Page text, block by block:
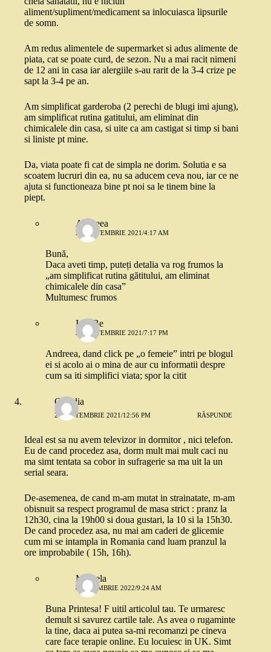
aliment/supliment/medicament sa inlocuiasca lipsurile
de somn.
Am redus alimentele de supermarket si adus alimente de
piata, cat se poate curd, de sezon. Nu a mai racit nimeni
de 12 ani in casa iar alergiile s-au rarit de la 3-4 crize pe
sapt la 3-4 pe an.
Am simplificat garderoba (2 perechi de blugi imi ajung),
am simplificat rutina gatitului, am eliminat din
chimicalele din casa, si uite ca am castigat si timp si bani
si liniste pt mine.
Da, viata poate fi cat de simpla ne dorim. Solutia e sa
scoatem lucruri din ea, nu sa aducem ceva nou, iar ce ne
ajuta si functioneaza bine pt noi sa le tinem bine la
piept.
Andreea
25 SEPTEMBRIE 2021/4:17 AM
Bună,
Daca aveti timp, puteți detalia va rog frumos la
„am simplificat rutina gătitului, am eliminat
chimicalele din casa”
Multumesc frumos
IuliaBe
25 SEPTEMBRIE 2021/7:17 PM
Andreea, dand click pe „o femeie” intri pe blogul
ei si acolo ai o mina de aur cu informatii despre
cum sa iti simplifici viata; spor la citit
Claudia
23 SEPTEMBRIE 2021/12:56 PM RĂSPUNDE
Ideal est sa nu avem televizor in dormitor , nici telefon.
Eu de cand procedez asa, dorm mult mai mult caci nu
ma simt tentata sa cobor in sufragerie sa ma uit la un
serial seara.
De-asemenea, de cand m-am mutat in strainatate, m-am
obisnuit sa respect programul de masa strict : pranz la
12h30, cina la 19h00 si doua gustari, la 10 si la 15h30.
De cand procedez asa, nu mai am caderi de glicemie
cum mi se intampla in Romania cand luam pranzul la
ore improbabile ( 15h, 16h).
Mihaela
8 NOIEMBRIE 2022/9:24 AM
Buna Printesa! F uitil articolul tau. Te urmaresc
demult si savurez cartile tale. As avea o rugaminte
la tine, daca ai putea sa-mi recomanzi pe cineva
care face terapie online. Eu locuiesc in UK. Simt